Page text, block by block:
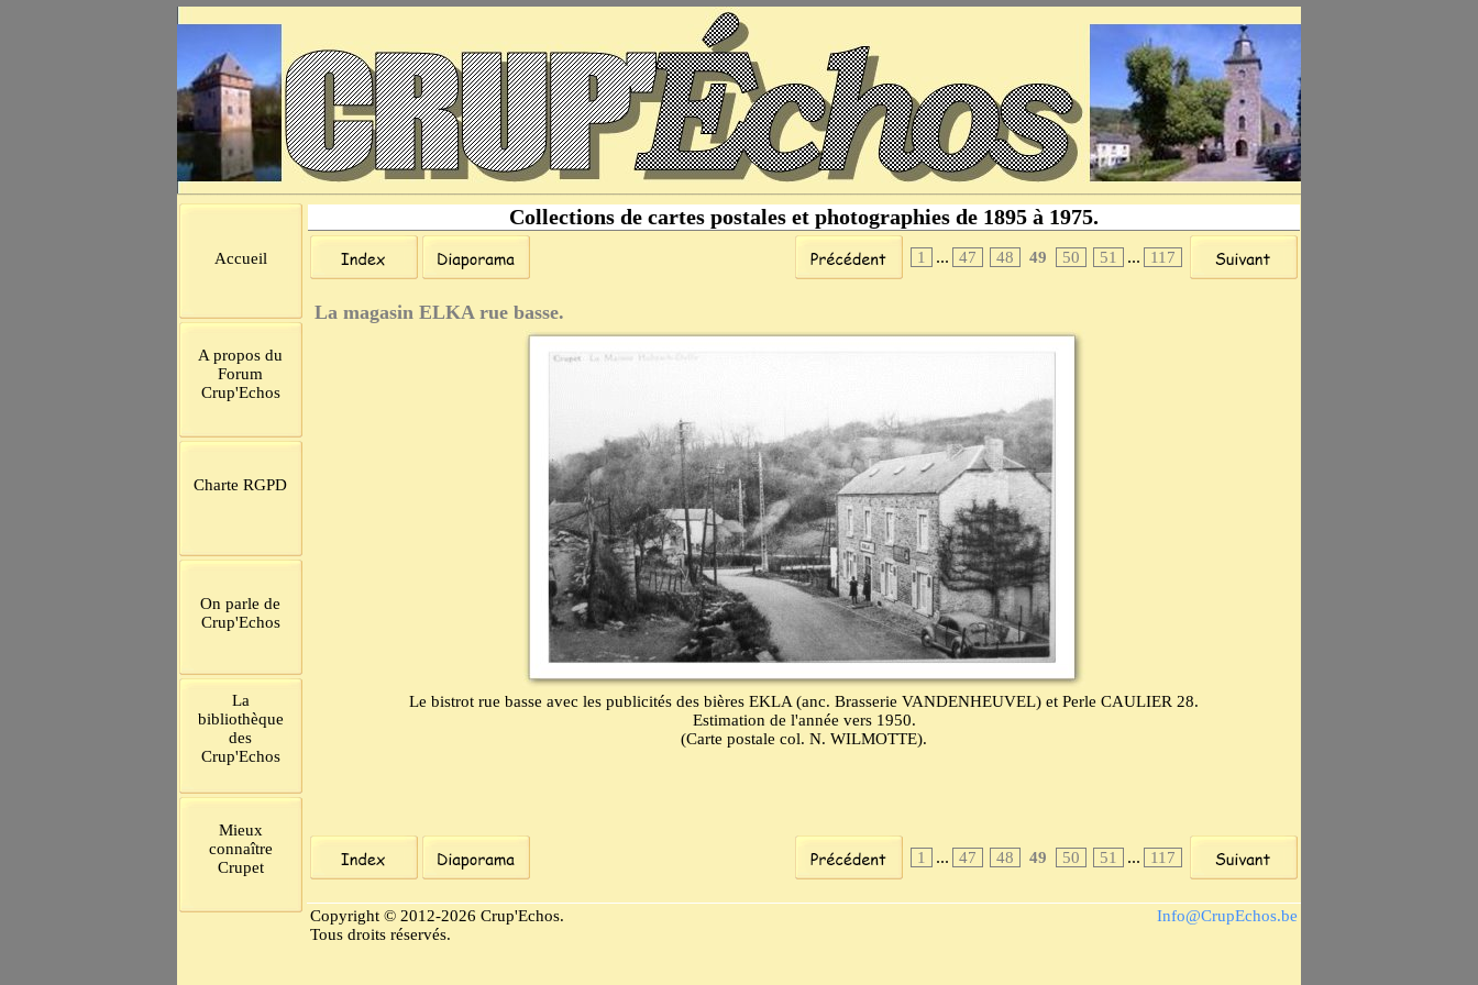
Accueil
A propos du
Forum
Crup'Echos
Charte RGPD
On parle de
Crup'Echos
La
bibliothèque
des
Crup'Echos
Mieux
connaître
Crupet
Collections de cartes postales et photographies de 1895 à 1975.
1 ... 47 48 49 50 51 ... 117
La magasin ELKA rue basse.
Le bistrot rue basse avec les publicités des bières EKLA (anc. Brasserie VANDENHEUVEL) et Perle CAULIER 28.
Estimation de l'année vers 1950.
(Carte postale col. N. WILMOTTE).
1 ... 47 48 49 50 51 ... 117
Copyright © 2012-2026 Crup'Echos.
Tous droits réservés.
Info@CrupEchos.be